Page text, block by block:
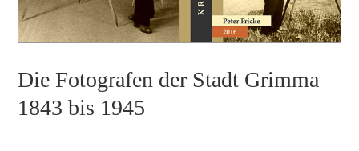
Die Fotografen der Stadt Grimma
1843 bis 1945